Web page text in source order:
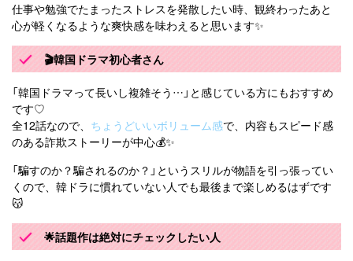
仕事や勉強でたまったストレスを発散したい時、観終わったあと
心が軽くなるような爽快感を味わえると思います✨
🎬韓国ドラマ初心者さん
「韓国ドラマって長いし複雑そう…」と感じている方にもおすすめ
です♡
全12話なので、 ちょうどいいボリューム感で、内容もスピード感
のある詐欺ストーリーが中心💰✨
「騙すのか？騙されるのか？」というスリルが物語を引っ張ってい
くので、韓ドラに慣れていない人でも最後まで楽しめるはずです
😽
🌟話題作は絶対にチェックしたい人